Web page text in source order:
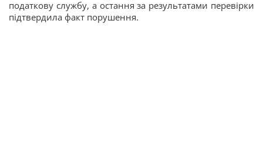
податкову службу, а остання за результатами перевірки
підтвердила факт порушення.